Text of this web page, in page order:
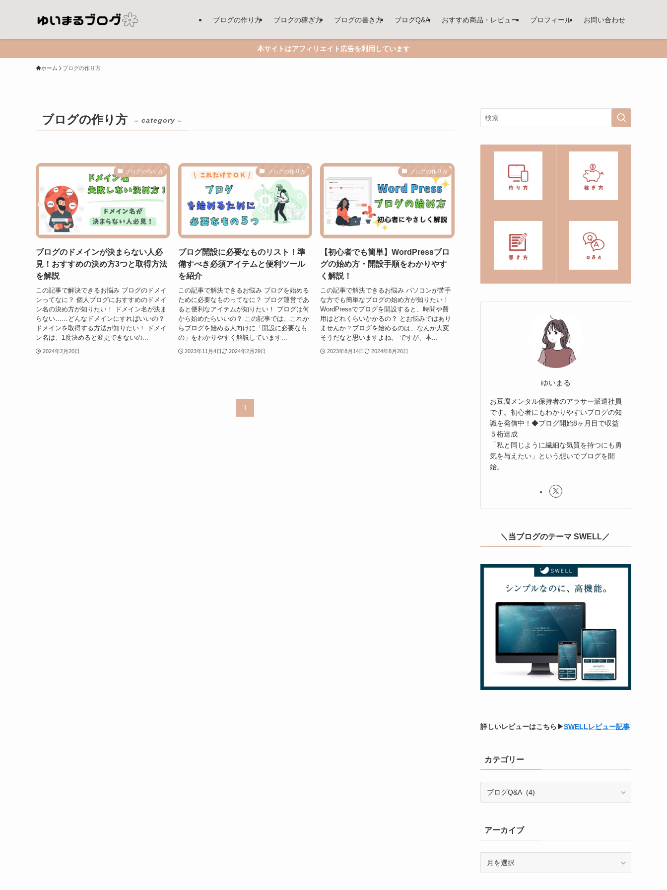
ブログの作り方 ブログの稼ぎ方 ブログの書き方 ブログQ&A おすすめ商品・レビュー プロフィール お問い合わせ
本サイトはアフィリエイト広告を利用しています
ホーム ブログの作り方
ブログの作り方 – category –
ブログの作り方
ブログのドメインが決まらない人必
見！おすすめの決め方3つと取得方法
を解説
この記事で解決できるお悩み ブログのドメイ
ンってなに？ 個人ブログにおすすめのドメイ
ン名の決め方が知りたい！ ドメイン名が決ま
らない……どんなドメインにすればいいの？
ドメインを取得する方法が知りたい！ ドメイ
ン名は、1度決めると変更できないの...
2024年2月20日
ブログの作り方
ブログ開設に必要なものリスト！準
備すべき必須アイテムと便利ツール
を紹介
この記事で解決できるお悩み ブログを始める
ために必要なものってなに？ ブログ運営であ
ると便利なアイテムが知りたい！ ブログは何
から始めたらいいの？ この記事では、これか
らブログを始める人向けに「開設に必要なも
の」をわかりやすく解説しています...
2023年11月4日 2024年2月29日
ブログの作り方
【初心者でも簡単】WordPressブロ
グの始め方・開設手順をわかりやす
く解説！
この記事で解決できるお悩み パソコンが苦手
な方でも簡単なブログの始め方が知りたい！
WordPressでブログを開設すると、時間や費
用はどれくらいかかるの？ とお悩みではあり
ませんか？ブログを始めるのは、なんか大変
そうだなと思いますよね。 ですが、本...
2023年8月14日 2024年8月26日
1
ゆいまる
お豆腐メンタル保持者のアラサー派遣社員
です。初心者にもわかりやすいブログの知
識を発信中！◆ブログ開始8ヶ月目で収益
５桁達成
「私と同じように繊細な気質を持つにも勇
気を与えたい」という想いでブログを開
始。
＼当ブログのテーマ SWELL／
詳しいレビューはこちら▶SWELLレビュー記事
カテゴリー
ーアーカイブ